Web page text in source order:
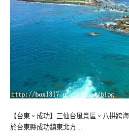
【台東。成功】三仙台風景區。八拱
於台東縣成功鎮東北方…